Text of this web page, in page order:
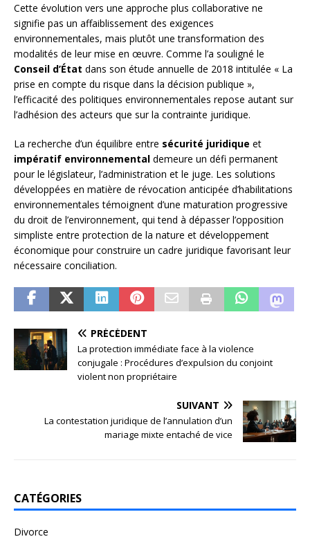
Cette évolution vers une approche plus collaborative ne
signifie pas un affaiblissement des exigences
environnementales, mais plutôt une transformation des
modalités de leur mise en œuvre. Comme l’a souligné le
Conseil d’État dans son étude annuelle de 2018 intitulée « La
prise en compte du risque dans la décision publique »,
l’efficacité des politiques environnementales repose autant sur
l’adhésion des acteurs que sur la contrainte juridique.
La recherche d’un équilibre entre sécurité juridique et
impératif environnemental demeure un défi permanent
pour le législateur, l’administration et le juge. Les solutions
développées en matière de révocation anticipée d’habilitations
environnementales témoignent d’une maturation progressive
du droit de l’environnement, qui tend à dépasser l’opposition
simpliste entre protection de la nature et développement
économique pour construire un cadre juridique favorisant leur
nécessaire conciliation.
PRÉCÉDENT
La protection immédiate face à la violence
conjugale : Procédures d’expulsion du conjoint
violent non propriétaire
SUIVANT
La contestation juridique de l’annulation d’un
mariage mixte entaché de vice
CATÉGORIES
Divorce